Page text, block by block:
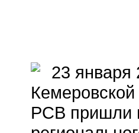
23 января
РСВ пришли